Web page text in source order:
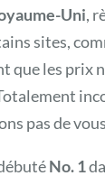
Uni,
sites,
que les prix
pas de
No. 1